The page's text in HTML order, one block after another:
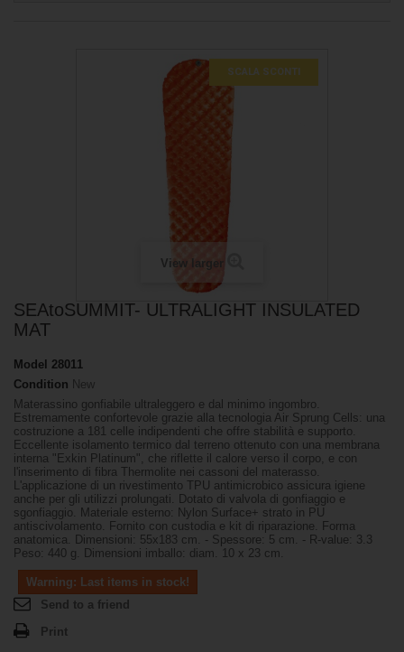
SCALA SCONTI
View larger
SEAtoSUMMIT- ULTRALIGHT INSULATED
MAT
Model 28011
Condition New
Materassino gonfiabile ultraleggero e dal minimo ingombro.
Estremamente confortevole grazie alla tecnologia Air Sprung Cells: una
costruzione a 181 celle indipendenti che offre stabilità e supporto.
Eccellente isolamento termico dal terreno ottenuto con una membrana
interna "Exkin Platinum", che riflette il calore verso il corpo, e con
l'inserimento di fibra Thermolite nei cassoni del materasso.
L'applicazione di un rivestimento TPU antimicrobico assicura igiene
anche per gli utilizzi prolungati. Dotato di valvola di gonfiaggio e
sgonfiaggio. Materiale esterno: Nylon Surface+ strato in PU
antiscivolamento. Fornito con custodia e kit di riparazione. Forma
anatomica. Dimensioni: 55x183 cm. - Spessore: 5 cm. - R-value: 3.3
Peso: 440 g. Dimensioni imballo: diam. 10 x 23 cm.
Warning: Last items in stock!
Send to a friend
Print